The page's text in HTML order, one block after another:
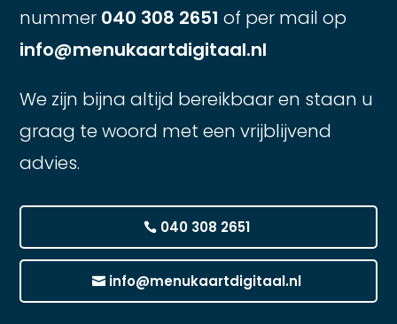
nummer 040 308 2651 of per mail op
info@menukaartdigitaal.nl
We zijn bijna altijd bereikbaar en staan u
graag te woord met een vrijblijvend
advies.
040 308 2651
info@menukaartdigitaal.nl